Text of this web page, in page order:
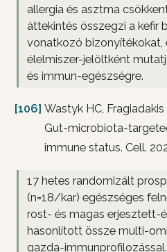
allergia és asztma
áttekintés összegzi a kefir
vonatkozó bizonyítékokat,
élelmiszer-jelöltként
és immun-egészségre.
[106] Wastyk HC,
Gut-microbiota-
immune status. Cell.
17 hetes randomizált
(n=18/kar) egészséges
rost- és magas erjesztett-
hasonlított össze multi-
gazda-